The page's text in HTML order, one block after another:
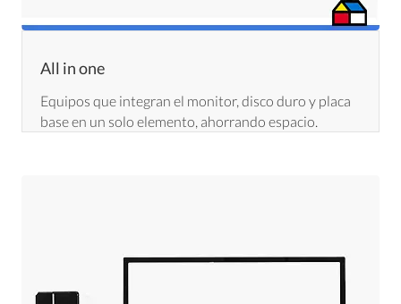
All in one
Equipos que integran el monitor, disco duro y placa
base en un solo elemento, ahorrando espacio.